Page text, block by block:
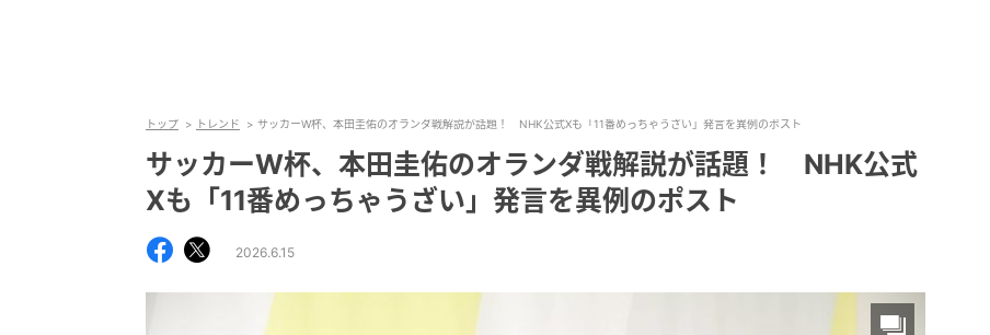
トップ トレンド サッカーW杯、本田圭佑のオランダ戦解説が話題！ NHK公式Xも「11番めっちゃうざい」発言を異例のポスト
サッカーW杯、本田圭佑のオランダ戦解説が話題！ NHK公式
Xも「11番めっちゃうざい」発言を異例のポスト
2026.6.15